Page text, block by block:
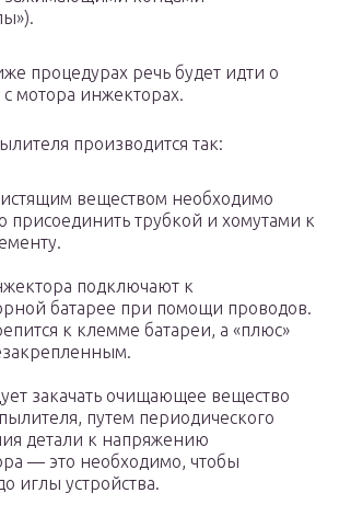
процедурах речь будет идти о
мотора инжекторах.
производится так:
веществом необходимо
присоединить трубкой и хомутами к
подключают к
батарее при помощи проводов.
к клемме батареи, а «плюс»
закачать очищающее вещество
путем периодического
детали к напряжению
— это необходимо, чтобы
иглы устройства.